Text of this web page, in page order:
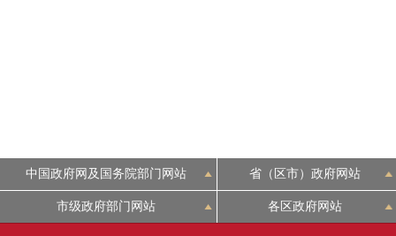
DEUTSCH
ESPAÑOL
中国政府网及国务院部门网站 省（区市）政府网站
市级政府部门网站 各区政府网站